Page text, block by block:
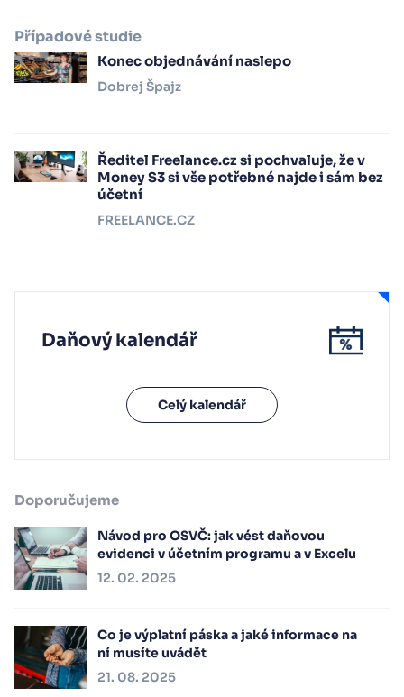
Případové studie
Konec objednávání naslepo
Dobrej Špajz
Ředitel Freelance.cz si pochvaluje, že v
Money S3 si vše potřebné najde i sám bez
účetní
FREELANCE.CZ
Daňový kalendář
Celý kalendář
Doporučujeme
Návod pro OSVČ: jak vést daňovou
evidenci v účetním programu a v Excelu
12. 02. 2025
Co je výplatní páska a jaké informace na
ní musíte uvádět
21. 08. 2025